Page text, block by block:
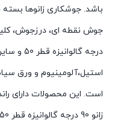
باشد. جوشکاری زانوها
درجه
استیل،آلومینیوم و ورق
است. این محصولات دارای
زانو 90 درجه گالوانیزه قطر 50